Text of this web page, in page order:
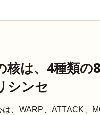
核は、4種類
シンセ
、WARP、ATTACK、